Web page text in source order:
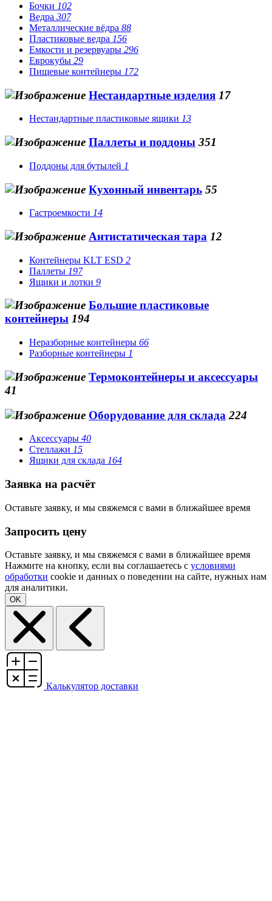
Бочки 102
Ведра 307
Металлические вёдра 88
Пластиковые ведра 156
Емкости и резервуары 296
Еврокубы 29
Пищевые контейнеры 172
Нестандартные изделия 17
Нестандартные пластиковые ящики 13
Паллеты и поддоны 351
Поддоны для бутылей 1
Кухонный инвентарь 55
Гастроемкости 14
Антистатическая тара 12
Контейнеры KLT ESD 2
Паллеты 197
Ящики и лотки 9
Большие пластиковые
контейнеры 194
Неразборные контейнеры 66
Разборные контейнеры 1
Термоконтейнеры и аксессуары
41
Оборудование для склада 224
Аксессуары 40
Стеллажи 15
Ящики для склада 164
Заявка на расчёт
Оставьте заявку, и мы свяжемся с вами в ближайшее время
Запросить цену
Оставьте заявку, и мы свяжемся с вами в ближайшее время
Нажмите на кнопку, если вы соглашаетесь с условиями
обработки cookie и данных о поведении на сайте, нужных нам
для аналитики.
OK
Калькулятор доставки